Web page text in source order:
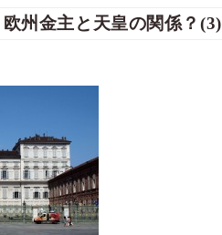
州金主と天皇の関係？(3)